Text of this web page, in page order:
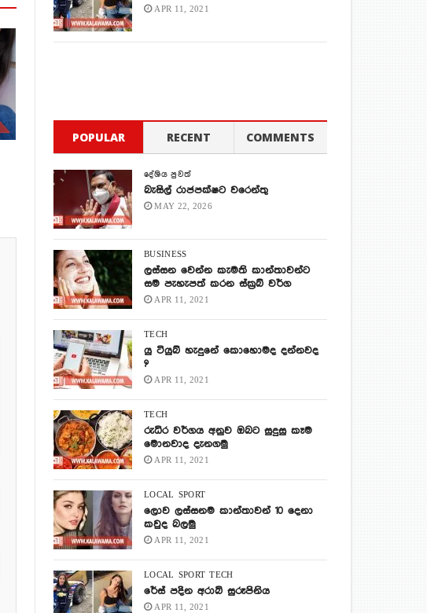
APR 11, 2021
POPULAR RECENT COMMENTS
දේශිය පුවත්
බැසිල් රාජපක්ෂට වරෙන්තු
MAY 22, 2026
BUSINESS
ලස්සන වෙන්න කැමති කාන්තාවන්ට
සම පැහැපත් කරන ස්ක්‍රබ් වර්ග
APR 11, 2021
TECH
යු ටියුබ් හැදුනේ කොහොමද දන්නවද
?
APR 11, 2021
TECH
රුධිර වර්ගය අනුව ඔබට සුදුසු කෑම
මොනවාද දැනගමු
APR 11, 2021
LOCAL SPORT
ලොව ලස්සනම කාන්තාවන් 10 දෙනා
කවුද බලමු
APR 11, 2021
LOCAL SPORT TECH
රේස් පදින අරාබි සුරූපිනිය
APR 11, 2021